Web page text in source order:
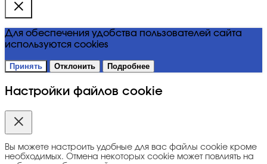
Для обеспечения удобства пользователей сайта
используются cookies
Принять Отклонить Подробнее
Настройки файлов cookie
Вы можете настроить удобные для вас файлы cookie кроме
необходимых. Отмена некоторых cookie может повлиять на